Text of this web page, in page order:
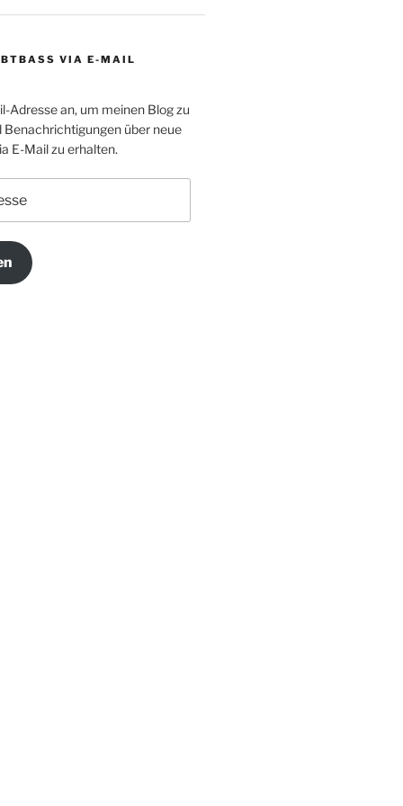
VIA E-MAIL
Adresse an, um meinen Blog zu
Benachrichtigungen über neue
E-Mail zu erhalten.